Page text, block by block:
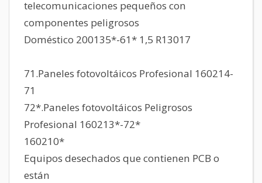
telecomunicaciones pequeños con
componentes peligrosos
Doméstico 200135*-61* 1,5 R13017
71.Paneles fotovoltáicos Profesional 160214-
71
72*.Paneles fotovoltáicos Peligrosos
Profesional 160213*-72*
160210*
Equipos desechados que contienen PCB o
están